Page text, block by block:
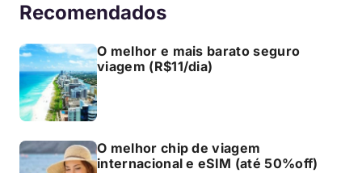
Recomendados
O melhor e mais barato seguro
viagem (R$11/dia)
O melhor chip de viagem
internacional e eSIM (até 50%off)